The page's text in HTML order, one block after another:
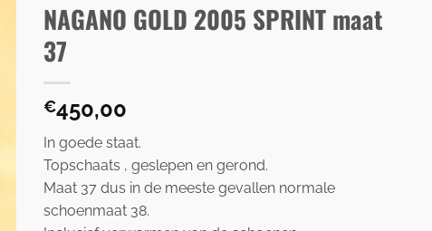
NAGANO GOLD 2005 SPRINT maat
37
€450,00
In goede staat.
Topschaats , geslepen en gerond.
Maat 37 dus in de meeste gevallen normale
schoenmaat 38.